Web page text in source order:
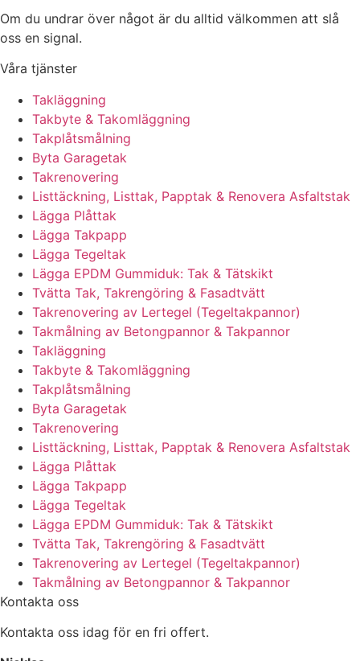
Om du undrar över något är du alltid välkommen att slå
oss en signal.
Våra tjänster
Takläggning
Takbyte & Takomläggning
Takplåtsmålning
Byta Garagetak
Takrenovering
Listtäckning, Listtak, Papptak & Renovera Asfaltstak
Lägga Plåttak
Lägga Takpapp
Lägga Tegeltak
Lägga EPDM Gummiduk: Tak & Tätskikt
Tvätta Tak, Takrengöring & Fasadtvätt
Takrenovering av Lertegel (Tegeltakpannor)
Takmålning av Betongpannor & Takpannor
Takläggning
Takbyte & Takomläggning
Takplåtsmålning
Byta Garagetak
Takrenovering
Listtäckning, Listtak, Papptak & Renovera Asfaltstak
Lägga Plåttak
Lägga Takpapp
Lägga Tegeltak
Lägga EPDM Gummiduk: Tak & Tätskikt
Tvätta Tak, Takrengöring & Fasadtvätt
Takrenovering av Lertegel (Tegeltakpannor)
Takmålning av Betongpannor & Takpannor
Kontakta oss
Kontakta oss idag för en fri offert.